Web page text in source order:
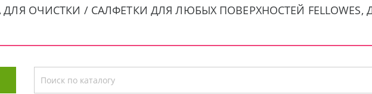
ДЛЯ ОЧИСТКИ / САЛФЕТКИ ДЛЯ ЛЮБЫХ ПОВЕРХНОСТЕЙ